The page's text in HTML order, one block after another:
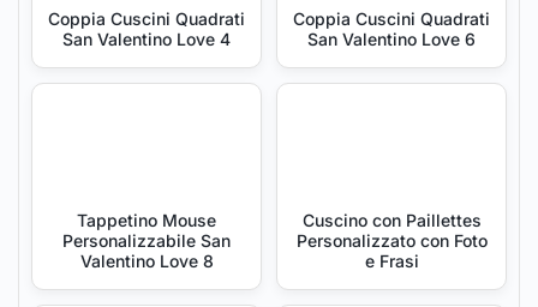
Coppia Cuscini Quadrati
San Valentino Love 4
Coppia Cuscini Quadrati
San Valentino Love 6
Tappetino Mouse
Personalizzabile San
Valentino Love 8
Cuscino con Paillettes
Personalizzato con Foto
e Frasi